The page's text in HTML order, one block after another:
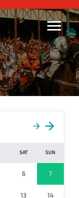
SAT SUN
6 7
13 14